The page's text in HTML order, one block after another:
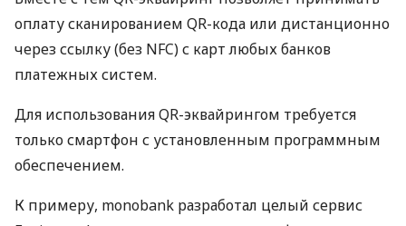
оплату сканированием QR-кода или дистанционно
через ссылку (без NFC) с карт любых банков
платежных систем.
Для использования QR-эквайрингом требуется
только смартфон с установленным программным
обеспечением.
К примеру, monobank разработал целый сервис